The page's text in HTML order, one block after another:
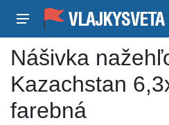
Nášivka
Kazachstan
farebná